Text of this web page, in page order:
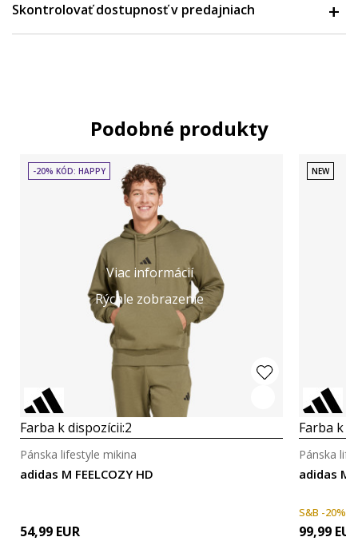
Skontrolovať dostupnosť v predajniach
Podobné produkty
Viac informácií
Rýchle zobrazenie
-20% KÓD: HAPPY
Farba k dispozícii:2
adidas M FEELCOZY HD
Pánska lifestyle mikina
54,99 EUR
NEW
Farba k
adidas M
Pánska
S&B -20%
99,99 EUR